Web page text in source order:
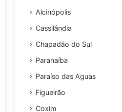
Alcinópolis
Cassilândia
Chapadão do Sul
Paranaíba
Paraíso das Aguas
Figueirão
Coxim